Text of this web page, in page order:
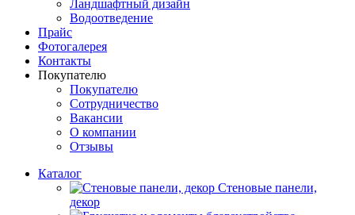
Ландшафтный дизайн
Водоотведение
Прайс
Фотогалерея
Контакты
Покупателю
Покупателю
Сотрудничество
Вакансии
О компании
Отзывы
Каталог
Стеновые панели,
декор